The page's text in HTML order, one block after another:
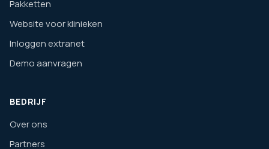
Pakketten
Website voor klinieken
Inloggen extranet
Demo aanvragen
BEDRIJF
Over ons
Partners